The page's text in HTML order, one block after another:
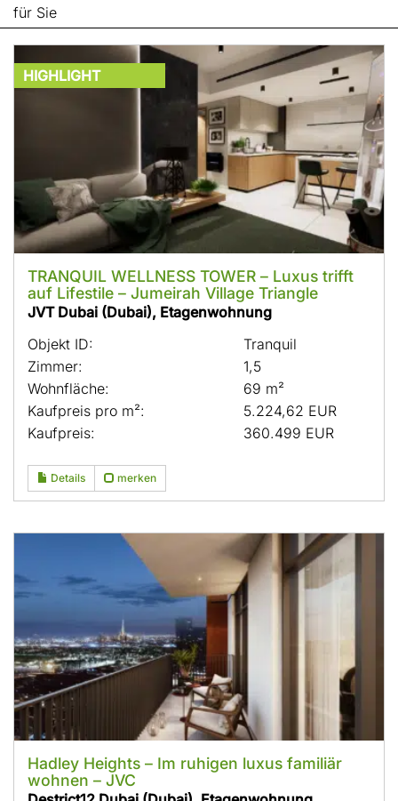
für Sie
HIGHLIGHT
TRANQUIL WELLNESS TOWER – Luxus trifft
auf Lifestile – Jumeirah Village Triangle
JVT Dubai (Dubai), Etagenwohnung
Objekt ID:
Tranquil
Zimmer:
1,5
Wohnfläche:
69 m²
Kaufpreis pro m²:
5.224,62 EUR
Kaufpreis:
360.499 EUR
Details merken
Hadley Heights – Im ruhigen luxus familiär
wohnen – JVC